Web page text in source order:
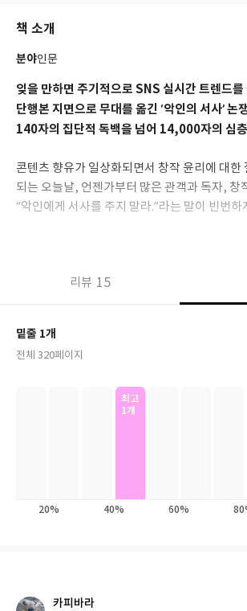
다.
책 소개
분야인문
잊을 만하면 주기적으로 SNS 실시간 트렌드
단행본 지면으로 무대를 옮긴 ‘악인의 서사’ 논
140자의 집단적 독백을 넘어 14,000자의 심
콘텐츠 향유가 일상화되면서 창작 윤리에 대한
되는 오늘날, 언젠가부터 많은 관객과 독자, 창
“악인에게 서사를 주지 말라.”라는 말이 빈번하
작했다. 이 간명한 슬로건은 당초 현실의 잔혹
인과 악행을 묘사하는 영화나 드라마를 향해 이
하고 합리화한다는 비판이 제기되면서 악인의
하지만 이런 요구가 새로운 상식처럼 받아들여
미디어(트위터)를 중심으로 벌어졌지만, 분량
성이 강한 매체의 특성 때문인지 상호간의 공통
혜진, 문학 평론가 전승민, 미스테리 전문지 《
장 김용언, 영화 평론가 강덕구, 영문학 연구자
고 있는 저자 아홉 명이 참여해, 창작 서사에서
리뷰 15
밑줄 1개
전체 320페이지
최고
1개
20% 40% 60%
카피바라